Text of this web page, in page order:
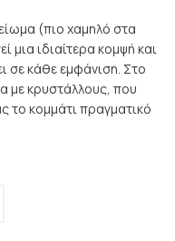
(πιο χαμηλό στα
μια ιδιαίτερα κομψή και
σε κάθε εμφάνιση. Στο
με κρυστάλλους, που
το κομμάτι πραγματικό